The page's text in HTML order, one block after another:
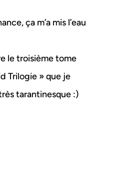
ça m’a mis l’eau
le troisième tome
Trilogie » que je
tarantinesque :)